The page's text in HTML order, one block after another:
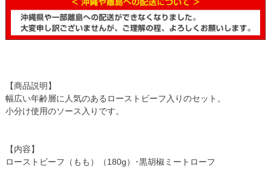
【商品説明】
幅広い年齢層に人気のあるローストビーフ入りのセット。
小分け使用のソース入りです。
【内容】
ローストビーフ（もも）（180g）･黒胡椒ミートローフ